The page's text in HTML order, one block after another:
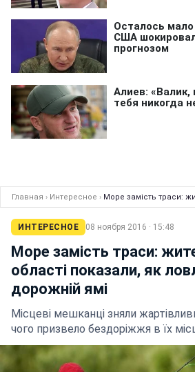
Главная › Интересное › Море замість траси:
ИНТЕРЕСНОЕ 08 ноября 2016 · 15:48
Море замість траси:
області показали, як
дорожній ямі
Місцеві мешканці зняли
чого призвело бездоріжжя в їх